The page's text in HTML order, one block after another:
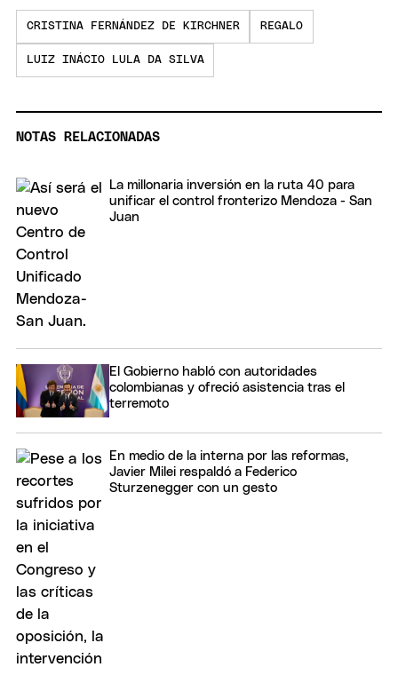
CRISTINA FERNÁNDEZ DE KIRCHNER REGALO
LUIZ INÁCIO LULA DA SILVA
NOTAS RELACIONADAS
La millonaria inversión en la ruta 40 para
unificar el control fronterizo Mendoza - San
Juan
El Gobierno habló con autoridades
colombianas y ofreció asistencia tras el
terremoto
En medio de la interna por las reformas,
Javier Milei respaldó a Federico
Sturzenegger con un gesto